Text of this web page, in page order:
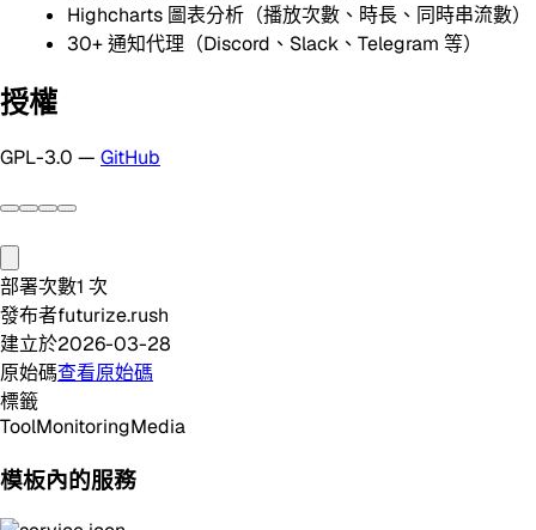
Highcharts 圖表分析（播放次數、時長、同時串流數）
30+ 通知代理（Discord、Slack、Telegram 等）
授權
GPL-3.0 — GitHub
部署次數1 次
發布者futurize.rush
建立於2026-03-28
原始碼查看原始碼
標籤
ToolMonitoringMedia
模板內的服務